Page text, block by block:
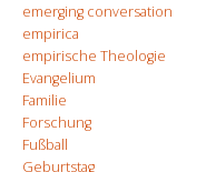
emerging conversation
empirica
empirische Theologie
Evangelium
Familie
Forschung
Fußball
Geburtstag